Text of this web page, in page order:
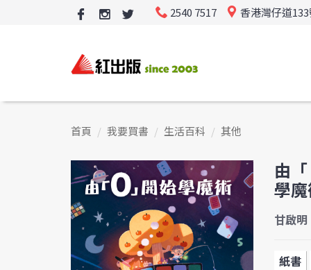
2540 7517 香港灣仔道
首頁 我要買書 生活百科 其他
由
學
甘啟明
紙書